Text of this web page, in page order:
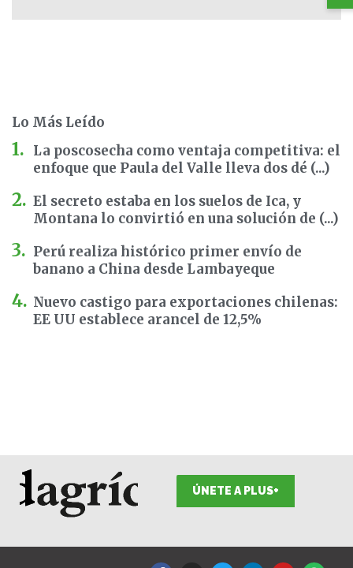
Lo Más Leído
La poscosecha como ventaja competitiva: el
enfoque que Paula del Valle lleva dos dé (...)
El secreto estaba en los suelos de Ica, y
Montana lo convirtió en una solución de (...)
Perú realiza histórico primer envío de
banano a China desde Lambayeque
Nuevo castigo para exportaciones chilenas:
EE UU establece arancel de 12,5%
ÚNETE A PLUS+